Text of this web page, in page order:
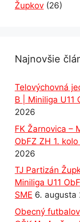
Župkov (26)
Najnovšie
Telovýchovná
B | Miniliga U11
2026
FK Žarnovica –
ObFZ ZH 1.
2026
TJ Partizán
Miniliga U11
SME 6. augusta
Obecný